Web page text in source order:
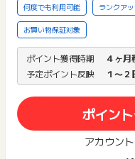
何度でも利用可能 ランクア
お買い物保証対象
ポイント獲得時期
４ヶ月
予定ポイント反映
１〜２
ポイン
アカウン